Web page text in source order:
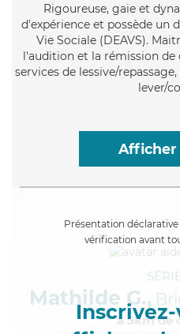
Rigoureuse, gaie et
d'expérience et possède un
Vie Sociale (DEAVS).
l'audition et la rémission de
services de lessive/
lever/
Afficher
Présentation
vérification avant
Mathilde G.,
à 5km de